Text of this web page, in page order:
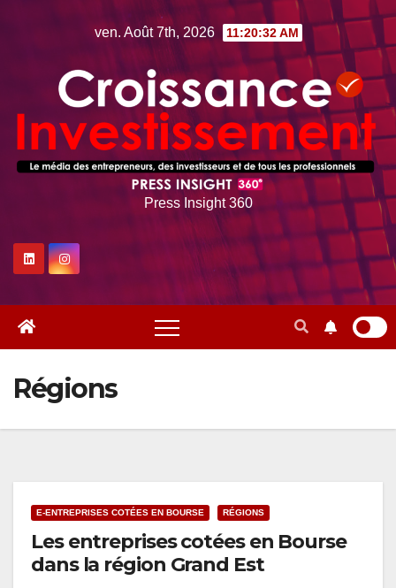
ven. Août 7th, 2026 11:20:33 AM
Press Insight 360
Régions
E-ENTREPRISES COTÉES EN BOURSE RÉGIONS
Les entreprises cotées en Bourse
dans la région Grand Est